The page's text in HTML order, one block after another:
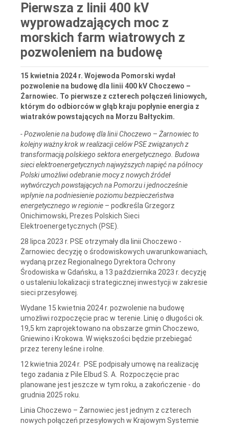
Pierwsza z linii 400 kV
wyprowadzających moc z
morskich farm wiatrowych z
pozwoleniem na budowę
15 kwietnia 2024 r. Wojewoda Pomorski wydał
pozwolenie na budowę dla linii 400 kV Choczewo –
Żarnowiec. To pierwsze z czterech połączeń liniowych,
którym do odbiorców w głąb kraju popłynie energia z
wiatraków powstających na Morzu Bałtyckim.
- Pozwolenie na budowę dla linii Choczewo – Żarnowiec to
kolejny ważny krok w realizacji celów PSE związanych z
transformacją polskiego sektora energetycznego. Budowa
sieci elektroenergetycznych najwyższych napięć na północy
Polski umożliwi odebranie mocy z nowych źródeł
wytwórczych powstających na Pomorzu i jednocześnie
wpłynie na podniesienie poziomu bezpieczeństwa
energetycznego w regionie – podkreśla Grzegorz
Onichimowski, Prezes Polskich Sieci
Elektroenergetycznych (PSE).
28 lipca 2023 r. PSE otrzymały dla linii Choczewo -
Żarnowiec decyzję o środowiskowych uwarunkowaniach,
wydaną przez Regionalnego Dyrektora Ochrony
Środowiska w Gdańsku, a 13 października 2023 r. decyzję
o ustaleniu lokalizacji strategicznej inwestycji w zakresie
sieci przesyłowej.
Wydane 15 kwietnia 2024 r. pozwolenie na budowę
umożliwi rozpoczęcie prac w terenie. Linię o długości ok.
19,5 km zaprojektowano na obszarze gmin Choczewo,
Gniewino i Krokowa. W większości będzie przebiegać
przez tereny leśne i rolne.
12 kwietnia 2024 r. PSE podpisały umowę na realizację
tego zadania z Pile Elbud S. A. Rozpoczęcie prac
planowane jest jeszcze w tym roku, a zakończenie - do
grudnia 2025 roku.
Linia Choczewo – Żarnowiec jest jednym z czterech
nowych połączeń przesyłowych w Krajowym Systemie